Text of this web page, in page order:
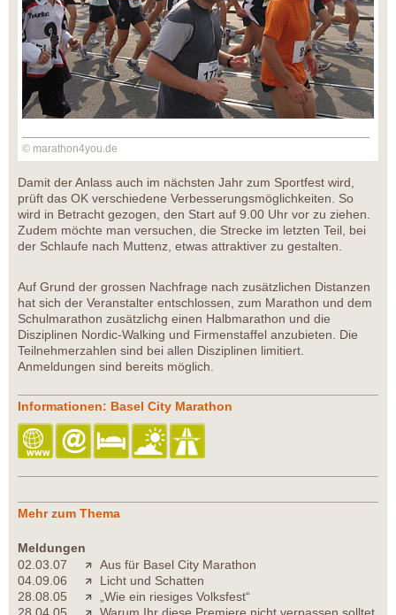
© marathon4you.de
Damit der Anlass auch im nächsten Jahr zum Sportfest wird,
prüft das OK verschiedene Verbesserungsmöglichkeiten. So
wird in Betracht gezogen, den Start auf 9.00 Uhr vor zu ziehen.
Zudem möchte man versuchen, die Strecke im letzten Teil, bei
der Schlaufe nach Muttenz, etwas attraktiver zu gestalten.
Auf Grund der grossen Nachfrage nach zusätzlichen Distanzen
hat sich der Veranstalter entschlossen, zum Marathon und dem
Schulmarathon zusätzlichg einen Halbmarathon und die
Disziplinen Nordic-Walking und Firmenstaffel anzubieten. Die
Teilnehmerzahlen sind bei allen Disziplinen limitiert.
Anmeldungen sind bereits möglich.
Informationen: Basel City Marathon
Mehr zum Thema
Meldungen
02.03.07
Aus für Basel City Marathon
04.09.06
Licht und Schatten
28.08.05
„Wie ein riesiges Volksfest“
28.04.05
Warum Ihr diese Premiere nicht verpassen solltet